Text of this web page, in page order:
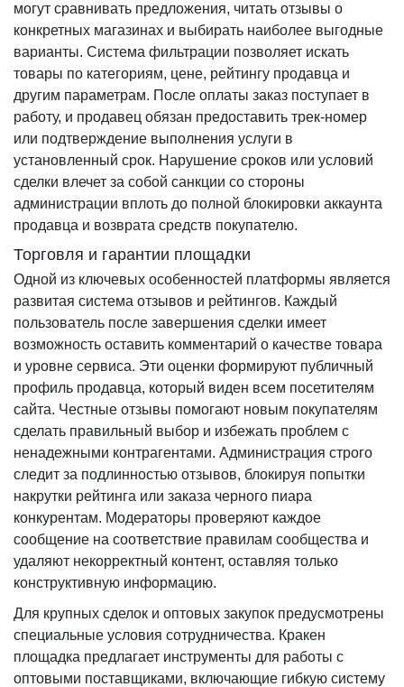
могут сравнивать предложения, читать отзывы о
конкретных магазинах и выбирать наиболее выгодные
варианты. Система фильтрации позволяет искать
товары по категориям, цене, рейтингу продавца и
другим параметрам. После оплаты заказ поступает в
работу, и продавец обязан предоставить трек-номер
или подтверждение выполнения услуги в
установленный срок. Нарушение сроков или условий
сделки влечет за собой санкции со стороны
администрации вплоть до полной блокировки аккаунта
продавца и возврата средств покупателю.
Торговля и гарантии площадки
Одной из ключевых особенностей платформы является
развитая система отзывов и рейтингов. Каждый
пользователь после завершения сделки имеет
возможность оставить комментарий о качестве товара
и уровне сервиса. Эти оценки формируют публичный
профиль продавца, который виден всем посетителям
сайта. Честные отзывы помогают новым покупателям
сделать правильный выбор и избежать проблем с
ненадежными контрагентами. Администрация строго
следит за подлинностью отзывов, блокируя попытки
накрутки рейтинга или заказа черного пиара
конкурентам. Модераторы проверяют каждое
сообщение на соответствие правилам сообщества и
удаляют некорректный контент, оставляя только
конструктивную информацию.
Для крупных сделок и оптовых закупок предусмотрены
специальные условия сотрудничества. Кракен
площадка предлагает инструменты для работы с
оптовыми поставщиками, включающие гибкую систему